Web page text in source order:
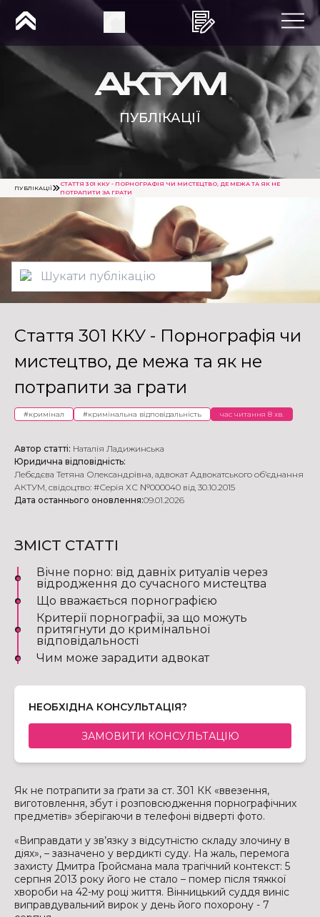
ПУБЛІКАЦІЇ
ПУБЛІКАЦІЇ
СТАТТЯ 301 ККУ - ПОРНОГРАФІЯ ЧИ МИСТЕЦТВО, ДЕ МЕЖА ТА ЯК НЕ
ПОТРАПИТИ ЗА ГРАТИ
Стаття 301 ККУ - Порнографія чи
мистецтво, де межа та як не
потрапити за грати
#кримінал #кримінальна відповідальність час читання 8 хв.
Автор статті: Наталія Ладижинська
Юридична відповідність:
Лебєдєва Тетяна Олександрівна, адвокат Адвокатського об’єднання
АКТУМ, свідоцтво: #Серія ХС №000040 від 30.10.2015
Дата останнього оновлення:09.01.2026
ЗМІСТ СТАТТІ
Вічне порно: від давніх ритуалів через
відродження до сучасного мистецтва
Що вважається порнографією
Критерії порнографії, за що можуть
притягнути до кримінальної
відповідальності
Чим може зарадити адвокат
НЕОБХІДНА КОНСУЛЬТАЦІЯ?
ЗАМОВИТИ КОНСУЛЬТАЦІЮ
Як не потрапити за ґрати за ст. 301 КК «ввезення,
виготовлення, збут і розповсюдження порнографічних
предметів» зберігаючи в телефоні відверті фото.
«Виправдати у зв’язку з відсутністю складу злочину в
діях», – зазначено у вердикті суду. На жаль, перемога
захисту Дмитра Гройсмана мала трагічний контекст: 5
серпня 2013 року його не стало – помер після тяжкої
хвороби на 42-му році життя. Вінницький суддя виніс
виправдувальний вирок у день його похорону - 7